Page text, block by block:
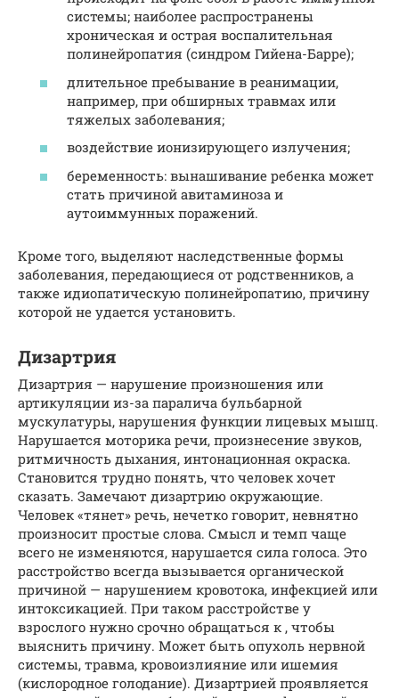
системы; наиболее распространены
хроническая и острая воспалительная
полинейропатия (синдром Гийена-Барре);
длительное пребывание в реанимации,
например, при обширных травмах или
тяжелых заболевания;
воздействие ионизирующего излучения;
беременность: вынашивание ребенка может
стать причиной авитаминоза и
аутоиммунных поражений.
Кроме того, выделяют наследственные формы
заболевания, передающиеся от родственников, а
также идиопатическую полинейропатию, причину
которой не удается установить.
Дизартрия
Дизартрия — нарушение произношения или
артикуляции из-за паралича бульбарной
мускулатуры, нарушения функции лицевых мышц.
Нарушается моторика речи, произнесение звуков,
ритмичность дыхания, интонационная окраска.
Становится трудно понять, что человек хочет
сказать. Замечают дизартрию окружающие.
Человек «тянет» речь, нечетко говорит, невнятно
произносит простые слова. Смысл и темп чаще
всего не изменяются, нарушается сила голоса. Это
расстройство всегда вызывается органической
причиной — нарушением кровотока, инфекцией или
интоксикацией. При таком расстройстве у
взрослого нужно срочно обращаться к , чтобы
выяснить причину. Может быть опухоль нервной
системы, травма, кровоизлияние или ишемия
(кислородное голодание). Дизартрией проявляется